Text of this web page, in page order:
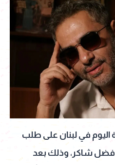
في لبنان على طلب
فضل شاكر، وذلك بعد